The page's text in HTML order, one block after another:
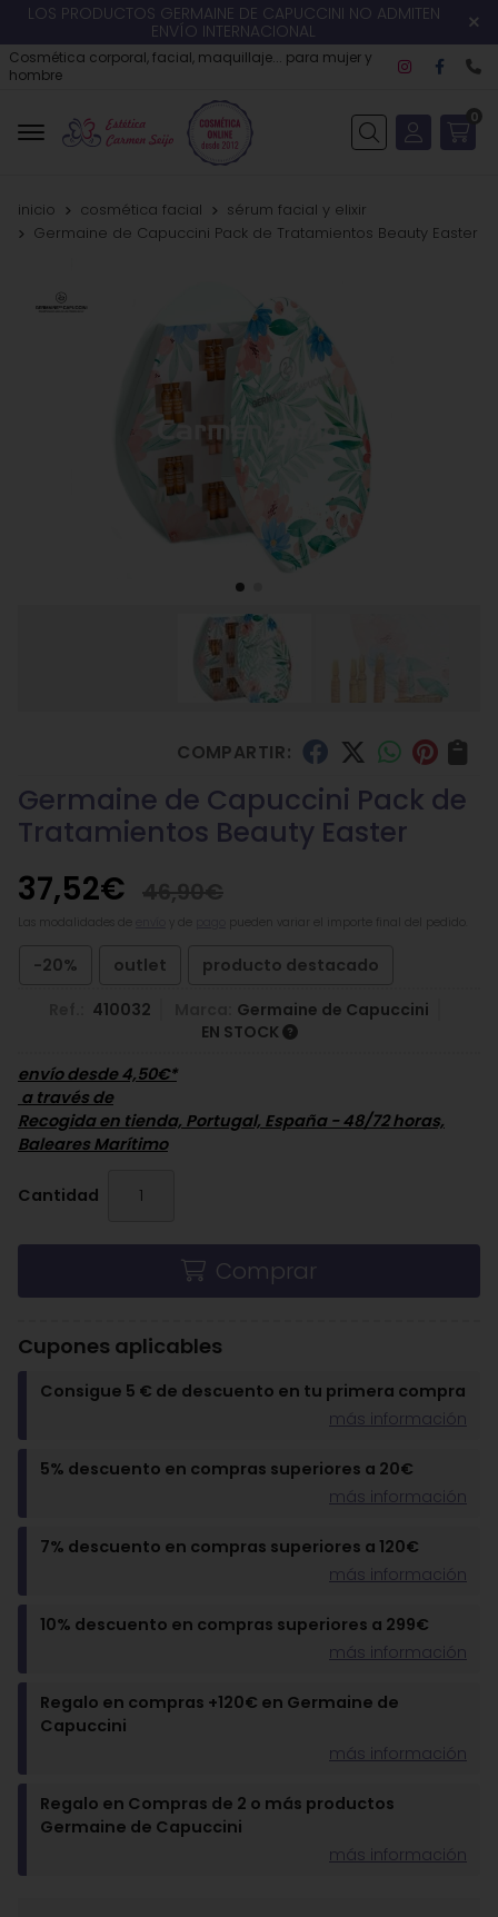
LOS PRODUCTOS GERMAINE DE CAPUCCINI NO ADMITEN
ENVÍO INTERNACIONAL
Cosmética corporal, facial, maquillaje... para mujer y
hombre
Buscar
0
inicio cosmética facial
sérum facial y elixir
Germaine de Capuccini Pack de Tratamientos Beauty Easter
COMPARTIR:
Germaine de Capuccini Pack de
Tratamientos Beauty Easter
37,52€
pueden variar el importe final del pedido.
-20% outlet producto destacado
410032
Germaine de Capuccini
EN STOCK
envío desde4,50€*
a través de
Recogida en tienda, Portugal, España - 48/72 horas,
Baleares Marítimo
Cantidad
Comprar
Cupones aplicables
Consigue 5 € de descuento en tu primera compra
más información
5% descuento en compras superiores a 20€
más información
7% descuento en compras superiores a 120€
más información
10% descuento en compras superiores a 299€
más información
Regalo en compras +120€ en Germaine de
Capuccini
más información
Regalo en Compras de 2 o más productos
Germaine de Capuccini
más información